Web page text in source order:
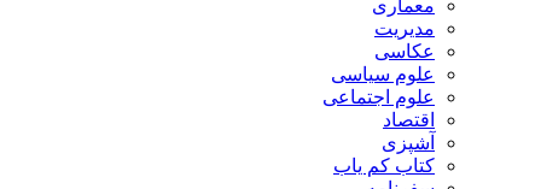
معماری
مدیریت
عکاسی
علوم سیاسی
علوم اجتماعی
اقتصاد
آشپزی
کتاب کم یاب